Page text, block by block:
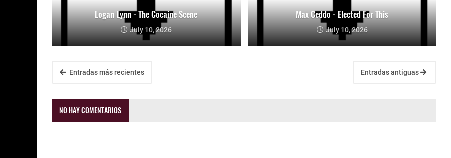
Logan Lynn - The Cocaine Scene
July 10, 2026
Max Ceddo - Elected For This
July 10, 2026
Entradas más recientes Entradas antiguas
NO HAY COMENTARIOS